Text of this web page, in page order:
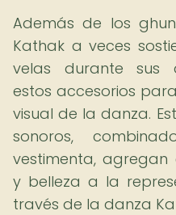
Además de los
Kathak a veces
velas durante sus
estos accesorios
visual de la danza.
sonoros,
vestimenta,
y belleza a la
través de la danza